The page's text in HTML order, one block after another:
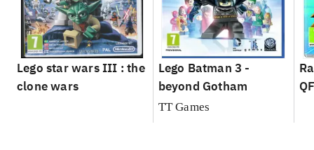
Lego star wars III : the
clone wars
Lego Batman 3 -
beyond Gotham
TT Games